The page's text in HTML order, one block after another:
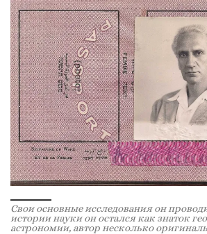
Свои основные исследования он
истории науки он остался как знаток
астрономии, автор несколько